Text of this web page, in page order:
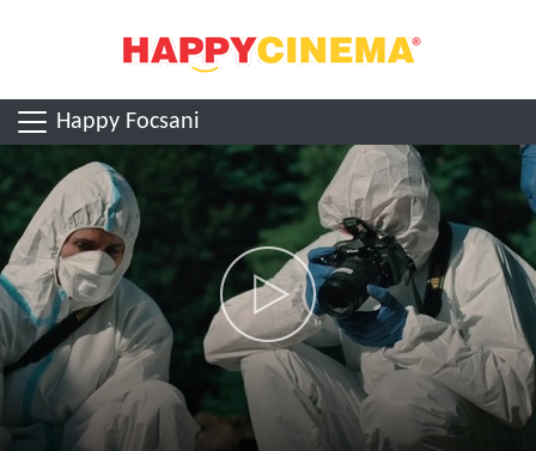
Happy Focsani